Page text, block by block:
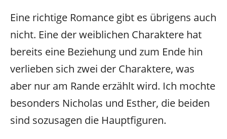
Eine richtige Romance gibt es übrigens auch
nicht. Eine der weiblichen Charaktere hat
bereits eine Beziehung und zum Ende hin
verlieben sich zwei der Charaktere, was
aber nur am Rande erzählt wird. Ich mochte
besonders Nicholas und Esther, die beiden
sind sozusagen die Hauptfiguren.